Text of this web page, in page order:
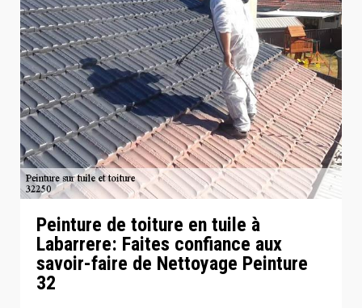
Peinture de toiture en tuile à
Labarrere: Faites confiance aux
savoir-faire de Nettoyage Peinture
32